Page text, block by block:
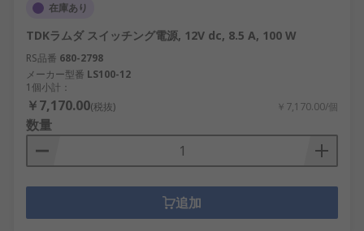
在庫あり
TDKラムダ スイッチング電源, 12V dc, 8.5 A, 100 W
RS品番 680-2798
メーカー型番 LS100-12
1個小計：
￥7,170.00(税抜) ￥7,170.00/個
数量
追加